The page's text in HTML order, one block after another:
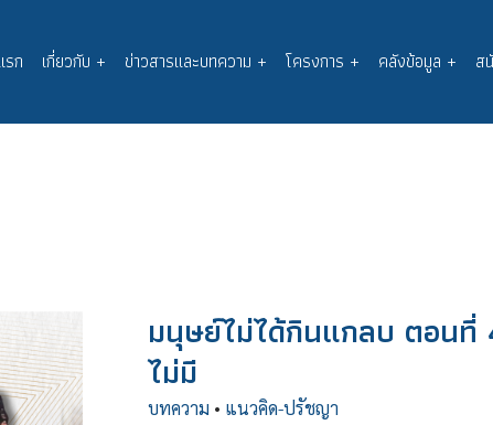
รก เกี่ยวกับ + ข่าวสารและบทความ + โครงการ + คลังข้อมูล + ส
มนุษย์ไม่ได้กินแกลบ ตอน
ไม่มี
บทความ • แนวคิด-ปรัชญา